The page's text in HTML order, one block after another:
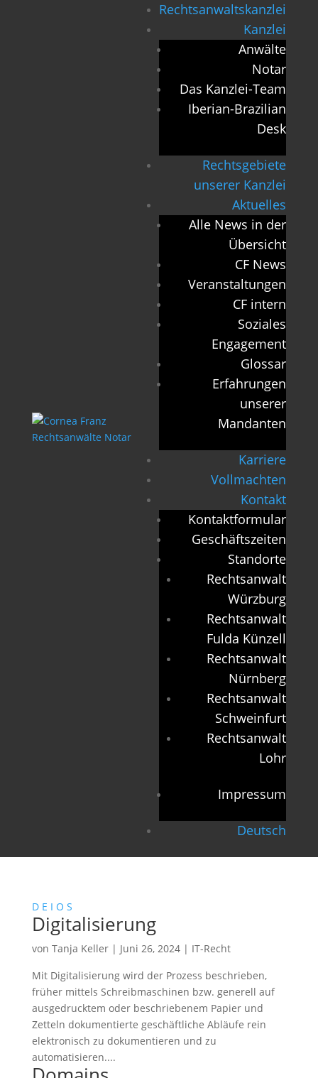
Rechtsanwaltskanzlei
Kanzlei
Anwälte
Notar
Das Kanzlei-Team
Iberian-Brazilian
Desk
Rechtsgebiete
unserer Kanzlei
Aktuelles
Alle News in der
Übersicht
CF News
Veranstaltungen
CF intern
Soziales
Engagement
Glossar
Erfahrungen
unserer
Mandanten
Karriere
Vollmachten
Kontakt
Kontaktformular
Geschäftszeiten
Standorte
Rechtsanwalt
Würzburg
Rechtsanwalt
Fulda Künzell
Rechtsanwalt
Nürnberg
Rechtsanwalt
Schweinfurt
Rechtsanwalt
Lohr
Impressum
Deutsch
D E I O S
Digitalisierung
von Tanja Keller| Juni 26, 2024| IT-Recht
Mit Digitalisierung wird der Prozess beschrieben,
früher mittels Schreibmaschinen bzw. generell auf
ausgedrucktem oder beschriebenem Papier und
Zetteln dokumentierte geschäftliche Abläufe rein
elektronisch zu dokumentieren und zu
automatisieren....